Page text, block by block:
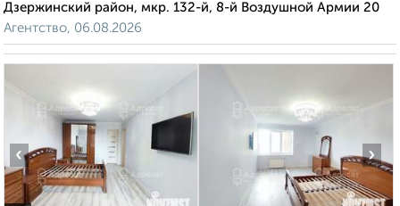
Дзержинский район, мкр. 132-й, 8-й Воздушной Армии 20
Агентство, 06.08.2026
‹ ›